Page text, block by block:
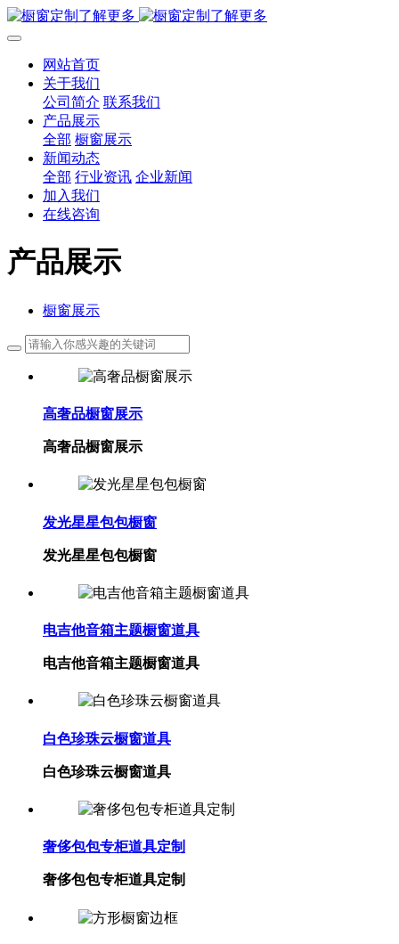
网站首页
关于我们
公司简介 联系我们
产品展示
全部 橱窗展示
新闻动态
全部 行业资讯 企业新闻
加入我们
在线咨询
产品展示
橱窗展示
高奢品橱窗展示
高奢品橱窗展示
发光星星包包橱窗
发光星星包包橱窗
电吉他音箱主题橱窗道具
电吉他音箱主题橱窗道具
白色珍珠云橱窗道具
白色珍珠云橱窗道具
奢侈包包专柜道具定制
奢侈包包专柜道具定制